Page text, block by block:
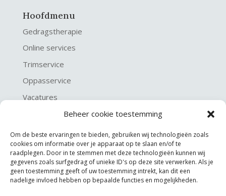
Beheer cookie toestemming
Om de beste ervaringen te bieden, gebruiken wij technologieën zoals
cookies om informatie over je apparaat op te slaan en/of te
raadplegen. Door in te stemmen met deze technologieën kunnen wij
gegevens zoals surfgedrag of unieke ID's op deze site verwerken. Als je
geen toestemming geeft of uw toestemming intrekt, kan dit een
nadelige invloed hebben op bepaalde functies en mogelijkheden.
Hoofdmenu
Gedragstherapie
Online services
Trimservice
Oppasservice
Vacatures
Algemene Voorwaarden
Algemene voorwaarden kattengedragstherapie
Privacy verklaring
Disclaimer & Copyright